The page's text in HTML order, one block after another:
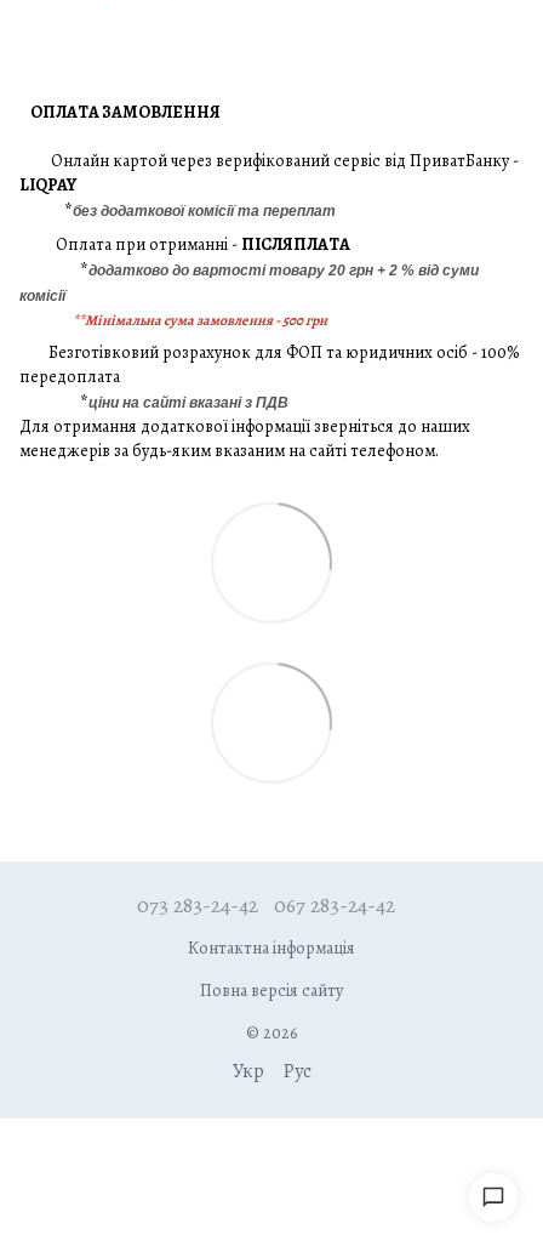
ОПЛАТА ЗАМОВЛЕННЯ
Онлайн картой через верифікований сервіс від ПриватБанку -
LIQPAY
*без додаткової комісії та переплат
Оплата при отриманні - ПІСЛЯПЛАТА
*додатково до вартості товару 20 грн + 2 % від суми
комісії
**Мінімальна сума замовлення - 500 грн
Безготівковий розрахунок для ФОП та юридичних осіб - 100%
передоплата
*ціни на сайті вказані з ПДВ
Для отримання додаткової інформації зверніться до наших
менеджерів за будь-яким вказаним на сайті телефоном.
073 283-24-42 067 283-24-42
Контактна інформація
Повна версія сайту
© 2026
Укр Рус